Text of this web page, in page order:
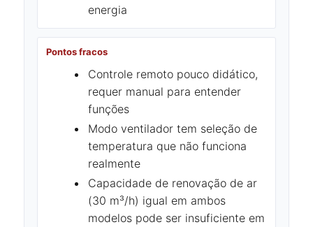
energia
Pontos fracos
Controle remoto pouco didático,
requer manual para entender
funções
Modo ventilador tem seleção de
temperatura que não funciona
realmente
Capacidade de renovação de ar
(30 m³/h) igual em ambos
modelos pode ser insuficiente em